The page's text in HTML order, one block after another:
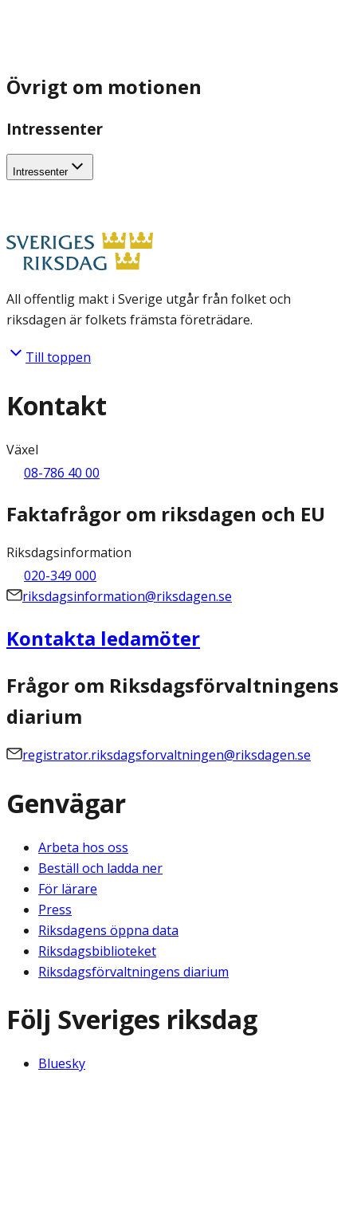
Övrigt om motionen
Intressenter
Intressenter
All offentlig makt i Sverige utgår från folket och
riksdagen är folkets främsta företrädare.
Till toppen
Kontakt
Växel
08-786 40 00
Faktafrågor om riksdagen och EU
Riksdagsinformation
020-349 000
riksdagsinformation@riksdagen.se
Kontakta ledamöter
Frågor om Riksdagsförvaltningens
diarium
registrator.riksdagsforvaltningen@riksdagen.se
Genvägar
Arbeta hos oss
Beställ och ladda ner
För lärare
Press
Riksdagens öppna data
Riksdagsbiblioteket
Riksdagsförvaltningens diarium
Följ Sveriges riksdag
Bluesky